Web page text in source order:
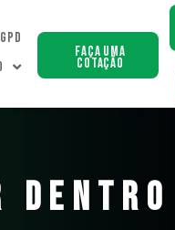
Faça uma
Cotação
DENTRO